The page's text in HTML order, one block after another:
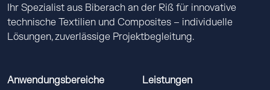
Ihr Spezialist aus Biberach an der Riß für innovative
technische Textilien und Composites – individuelle
Lösungen, zuverlässige Projektbegleitung.
Anwendungsbereiche Leistungen